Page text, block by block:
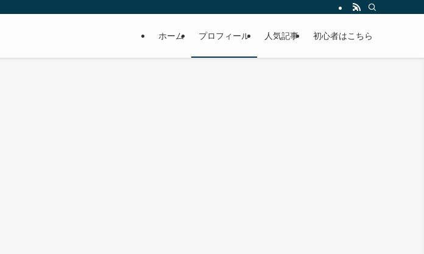
ホーム プロフィール 人気記事 初心者はこちら